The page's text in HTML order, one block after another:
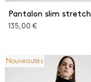
Pantalon slim stretch
135,00 €
Nouveautés